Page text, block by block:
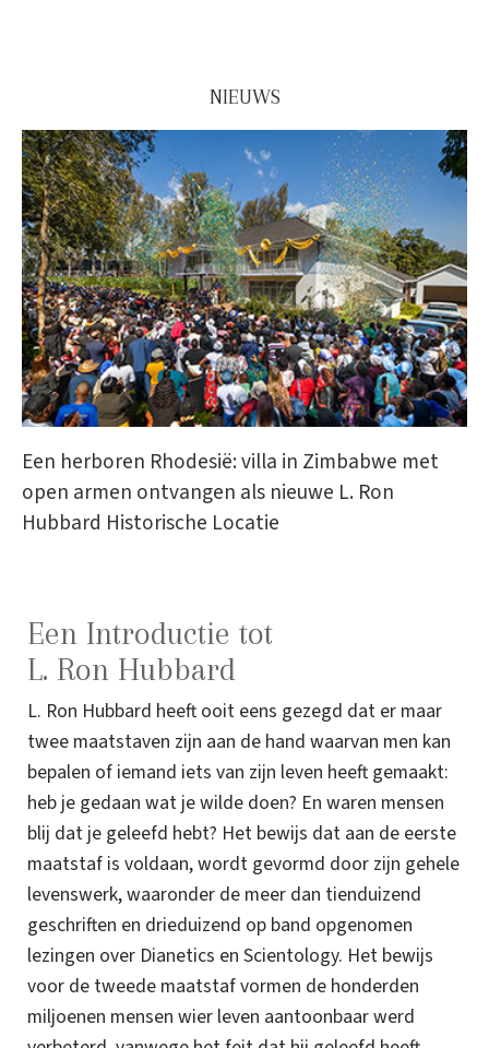
NIEUWS
Een herboren Rhodesië: villa in Zimbabwe met
open armen ontvangen als nieuwe L. Ron
Hubbard Historische Locatie
Een Introductie tot
L. Ron Hubbard
L. Ron Hubbard heeft ooit eens gezegd dat er maar
twee maatstaven zijn aan de hand waarvan men kan
bepalen of iemand iets van zijn leven heeft gemaakt:
heb je gedaan wat je wilde doen? En waren mensen
blij dat je geleefd hebt? Het bewijs dat aan de eerste
maatstaf is voldaan, wordt gevormd door zijn gehele
levenswerk, waaronder de meer dan tienduizend
geschriften en drieduizend op band opgenomen
lezingen over Dianetics en Scientology. Het bewijs
voor de tweede maatstaf vormen de honderden
miljoenen mensen wier leven aantoonbaar werd